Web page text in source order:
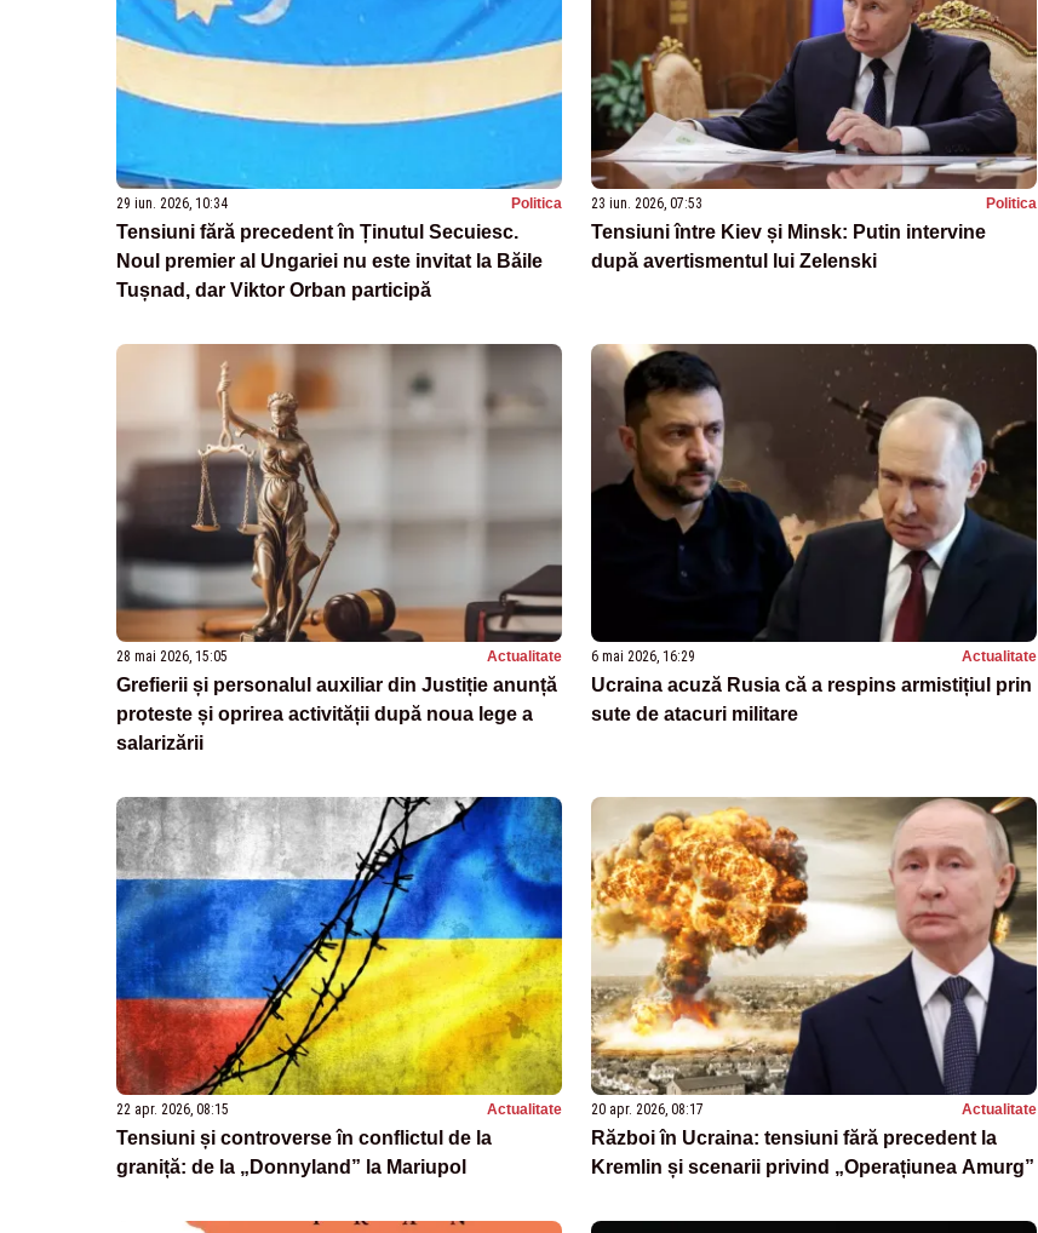
29 iun. 2026, 10:34 Politica
Tensiuni fără precedent în Ținutul Secuiesc.
Noul premier al Ungariei nu este invitat la Băile
Tușnad, dar Viktor Orban participă
23 iun. 2026, 07:53 Politica
Tensiuni între Kiev și Minsk: Putin intervine
după avertismentul lui Zelenski
28 mai 2026, 15:05 Actualitate
Grefierii și personalul auxiliar din Justiție anunță
proteste și oprirea activității după noua lege a
salarizării
6 mai 2026, 16:29 Actualitate
Ucraina acuză Rusia că a respins armistițiul prin
sute de atacuri militare
22 apr. 2026, 08:15 Actualitate
Tensiuni și controverse în conflictul de la
graniță: de la „Donnyland” la Mariupol
20 apr. 2026, 08:17 Actualitate
Război în Ucraina: tensiuni fără precedent la
Kremlin și scenarii privind „Operațiunea Amurg”